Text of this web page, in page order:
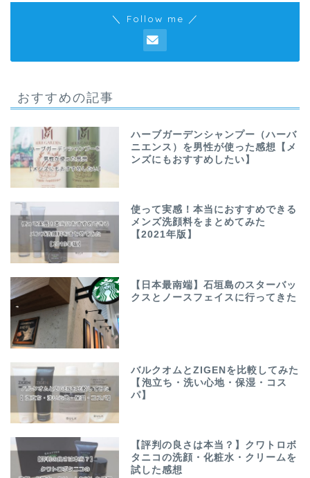
＼ Follow me ／
おすすめの記事
ハーブガーデンシャンプー（ハーバ
ニエンス）を男性が使った感想【メ
ンズにもおすすめしたい】
使って実感！本当におすすめできる
メンズ洗顔料をまとめてみた
【2021年版】
【日本最南端】石垣島のスターバッ
クスとノースフェイスに行ってきた
バルクオムとZIGENを比較してみた
【泡立ち・洗い心地・保湿・コス
パ】
【評判の良さは本当？】クワトロボ
タニコの洗顔・化粧水・クリームを
試した感想